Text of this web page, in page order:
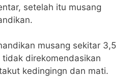
setelah itu musang
musang sekitar 3,5
direkomendasikan
kedingingn dan mati.